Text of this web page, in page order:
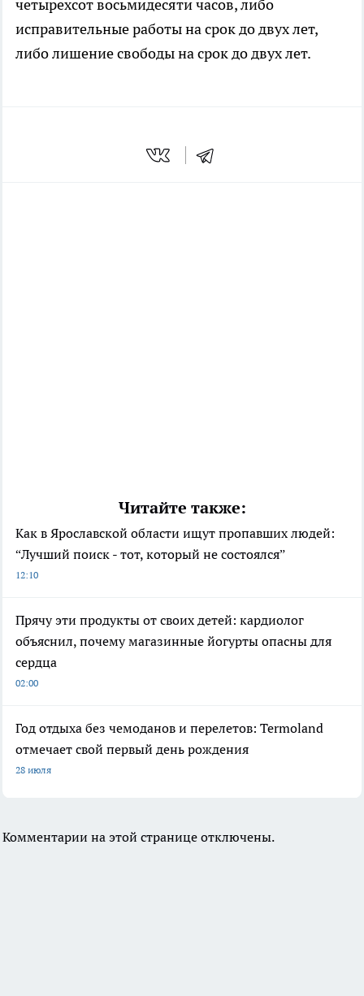
четырехсот восьмидесяти часов, либо
исправительные работы на срок до двух лет,
либо лишение свободы на срок до двух лет.
Читайте также:
Как в Ярославской области ищут пропавших людей:
“Лучший поиск - тот, который не состоялся”
12:10
Прячу эти продукты от своих детей: кардиолог
объяснил, почему магазинные йогурты опасны для
сердца
02:00
Год отдыха без чемоданов и перелетов: Termoland
отмечает свой первый день рождения
28 июля
Комментарии на этой странице отключены.